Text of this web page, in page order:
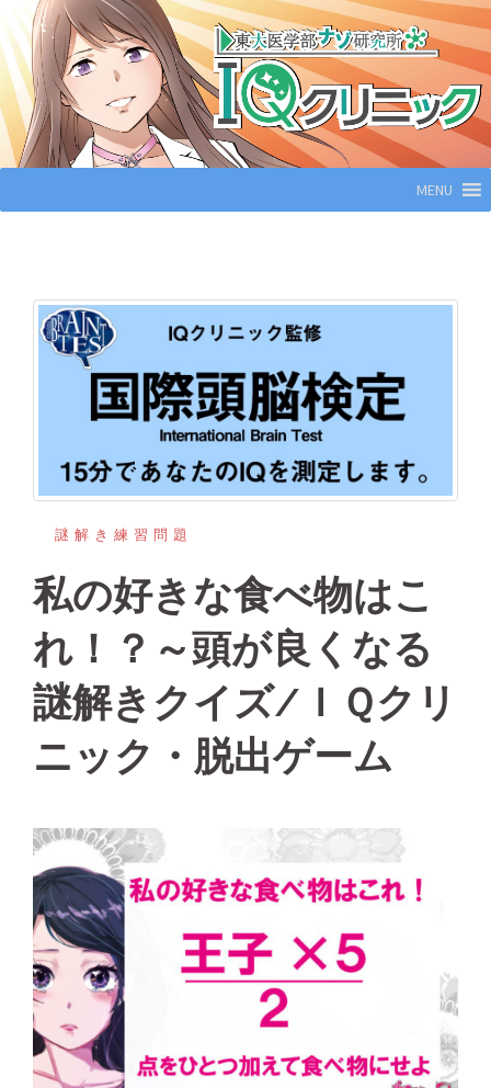
ン
テ
ン
ツ
へ
MENU
謎解き練習問題
私の好きな食べ物はこ
れ！？～頭が良くなる
謎解きクイズ/ＩＱクリ
ニック・脱出ゲーム